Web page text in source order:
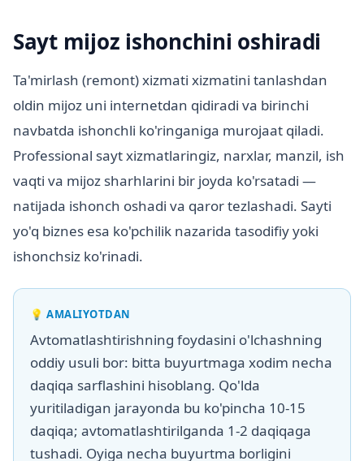
Sayt mijoz ishonchini oshiradi
Ta'mirlash (remont) xizmati xizmatini tanlashdan
oldin mijoz uni internetdan qidiradi va birinchi
navbatda ishonchli ko'ringaniga murojaat qiladi.
Professional sayt xizmatlaringiz, narxlar, manzil, ish
vaqti va mijoz sharhlarini bir joyda ko'rsatadi —
natijada ishonch oshadi va qaror tezlashadi. Sayti
yo'q biznes esa ko'pchilik nazarida tasodifiy yoki
ishonchsiz ko'rinadi.
💡AMALIYOTDAN
Avtomatlashtirishning foydasini o'lchashning
oddiy usuli bor: bitta buyurtmaga xodim necha
daqiqa sarflashini hisoblang. Qo'lda
yuritiladigan jarayonda bu ko'pincha 10-15
daqiqa; avtomatlashtirilganda 1-2 daqiqaga
tushadi. Oyiga necha buyurtma borligini